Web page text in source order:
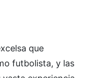
que
futbolista, y las